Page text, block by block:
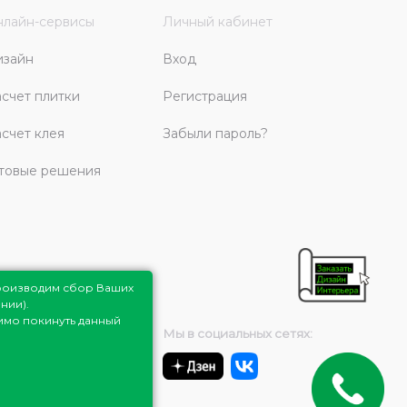
сервисы
плитки
клея
решения
Личный кабинет
Вход
Регистрация
Забыли пароль?
Мы в социальных сетях:
сбор Ваших
покинуть данный